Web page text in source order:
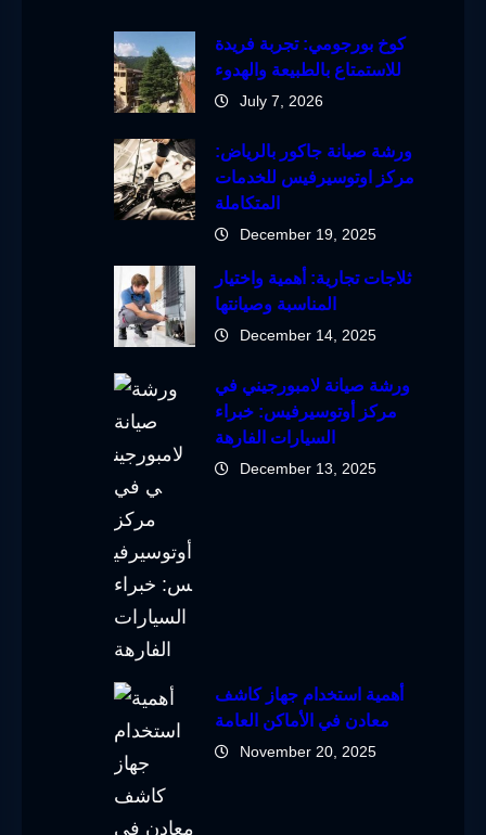
كوخ بورجومي: تجربة فريدة
للاستمتاع بالطبيعة والهدوء
July 7, 2026
ورشة صيانة جاكور بالرياض:
مركز اوتوسيرفيس للخدمات
المتكاملة
December 19, 2025
ثلاجات تجارية: أهمية واختيار
المناسبة وصيانتها
December 14, 2025
ورشة صيانة لامبورجيني في
مركز أوتوسيرفيس: خبراء
السيارات الفارهة
December 13, 2025
أهمية استخدام جهاز كاشف
معادن في الأماكن العامة
November 20, 2025